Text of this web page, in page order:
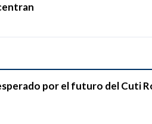
por el futuro del Cuti